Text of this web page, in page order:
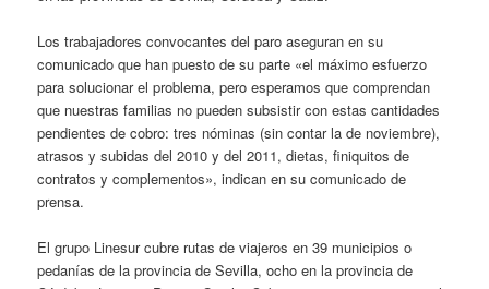
Los trabajadores convocantes del paro aseguran en su
comunicado que han puesto de su parte «el máximo esfuerzo
para solucionar el problema, pero esperamos que comprendan
que nuestras familias no pueden subsistir con estas cantidades
pendientes de cobro: tres nóminas (sin contar la de noviembre),
atrasos y subidas del 2010 y del 2011, dietas, finiquitos de
contratos y complementos», indican en su comunicado de
prensa.
El grupo Linesur cubre rutas de viajeros en 39 municipios o
pedanías de la provincia de Sevilla, ocho en la provincia de